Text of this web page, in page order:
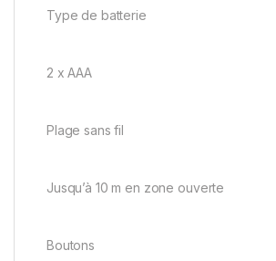
Type de batterie
2 x AAA
Plage sans fil
Jusqu’à 10 m en zone ouverte
Boutons